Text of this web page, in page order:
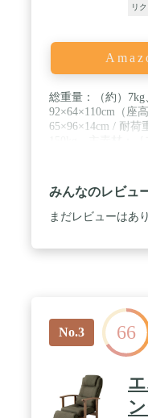
リ
総重量：（約）7kg
92×64×110cm（座
65×96×14cm / 耐荷
地］テスリンメッ
可能。お好みの角
/ 耐候性・耐水性
ト / 折りたたみ収
みんなのレビュ
まだレビューはあ
No.3 66